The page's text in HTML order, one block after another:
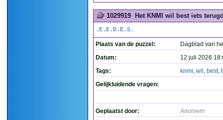
1029919 Het KNMI wil best iets
.E.E.D.E.S.
Plaats van de puzzel:
Dagblad van
Datum:
12 juli 2026
Tags:
knmi, wil , best,
Gelijkluidende vragen:
Geplaatst door: Anoniem